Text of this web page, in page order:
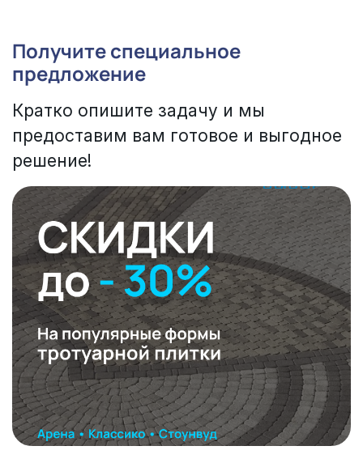
Получите специальное
предложение
Кратко опишите задачу и мы
предоставим вам готовое и выгодное
решение!